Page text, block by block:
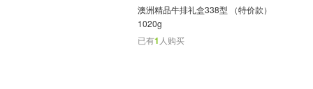
澳洲精品牛排礼盒338型 （特价款）
1020g
已有1 人购买